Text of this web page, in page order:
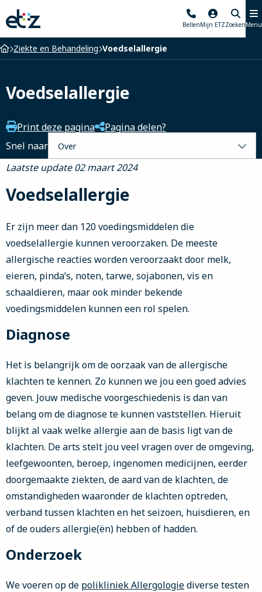
Elisabeth-
TweeSteden
Ziekenhuis
BellenMijn ETZZoekenMenu
Home
Ziekte en Behandeling Voedselallergie
Voedselallergie
Print deze pagina
Pagina delen?
Snel naar
tabblad
Laatste update 02 maart 2024
Voedselallergie
Er zijn meer dan 120 voedingsmiddelen die
voedselallergie kunnen veroorzaken. De meeste
allergische reacties worden veroorzaakt door melk,
eieren, pinda’s, noten, tarwe, sojabonen, vis en
schaaldieren, maar ook minder bekende
voedingsmiddelen kunnen een rol spelen.
Diagnose
Het is belangrijk om de oorzaak van de allergische
klachten te kennen. Zo kunnen we jou een goed advies
geven. Jouw medische voorgeschiedenis is dan van
belang om de diagnose te kunnen vaststellen. Hieruit
blijkt al vaak welke allergie aan de basis ligt van de
klachten. De arts stelt jou veel vragen over de omgeving,
leefgewoonten, beroep, ingenomen medicijnen, eerder
doorgemaakte ziekten, de aard van de klachten, de
omstandigheden waaronder de klachten optreden,
verband tussen klachten en het seizoen, huisdieren, en
of de ouders allergie(ën) hebben of hadden.
Onderzoek
We voeren op de polikliniek Allergologiediverse testen